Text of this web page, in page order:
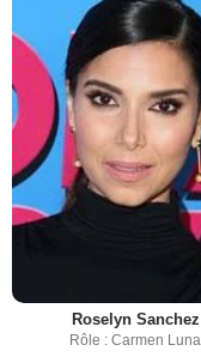
Roselyn Sanchez
Rôle : Carmen Luna